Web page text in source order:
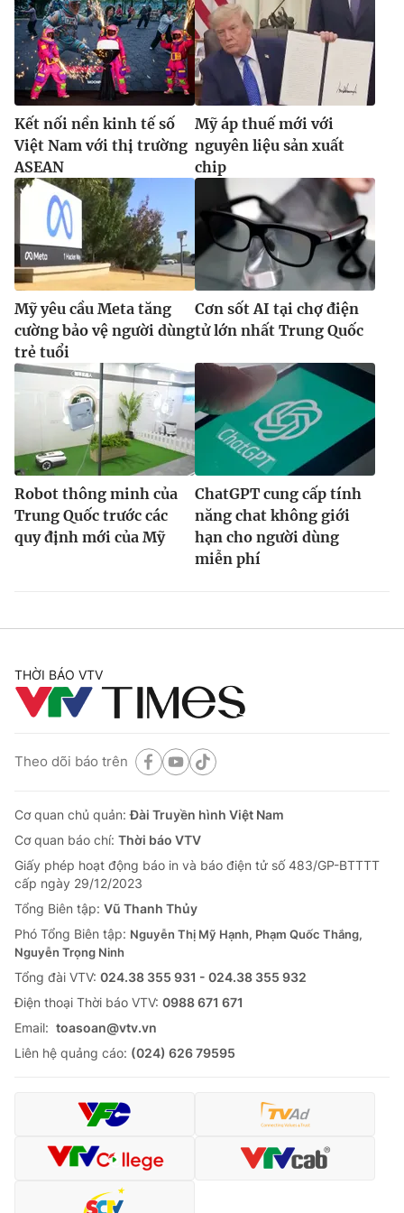
Kết nối nền kinh tế số
Việt Nam với thị trường
ASEAN
Mỹ áp thuế mới với
nguyên liệu sản xuất
chip
Mỹ yêu cầu Meta tăng
cường bảo vệ người dùng
trẻ tuổi
Cơn sốt AI tại chợ điện
tử lớn nhất Trung Quốc
Robot thông minh của
Trung Quốc trước các
quy định mới của Mỹ
ChatGPT cung cấp tính
năng chat không giới
hạn cho người dùng
miễn phí
THỜI BÁO VTV
Theo dõi báo trên
Cơ quan chủ quản:Đài Truyền hình Việt Nam
Cơ quan báo chí: Thời báo VTV
Giấy phép hoạt động báo in và báo điện tử số 483/GP-BTTTT
cấp ngày 29/12/2023
Tổng Biên tập: Vũ Thanh Thủy
Phó Tổng Biên tập: Nguyễn Thị Mỹ Hạnh, Phạm Quốc Thắng,
Nguyễn Trọng Ninh
Tổng đài VTV: 024.38 355 931 - 024.38 355 932
Ðiện thoại Thời báo VTV: 0988 671 671
Email: toasoan@vtv.vn
Liên hệ quảng cáo: (024) 626 79595